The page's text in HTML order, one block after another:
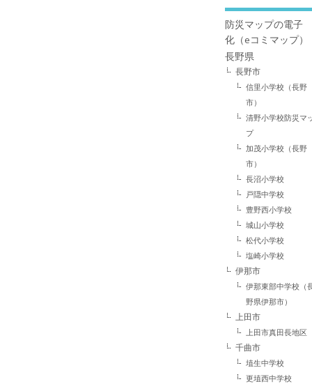
防災マップの電子
化（eコミマップ）
長野県
長野市
信里小学校（長野
市）
清野小学校防災マ
プ
加茂小学校（長野
市）
長沼小学校
戸隠中学校
豊野西小学校
城山小学校
松代小学校
塩崎小学校
伊那市
伊那東部中学校（
野県伊那市）
上田市
上田市真田長地区
千曲市
埴生中学校
更埴西中学校